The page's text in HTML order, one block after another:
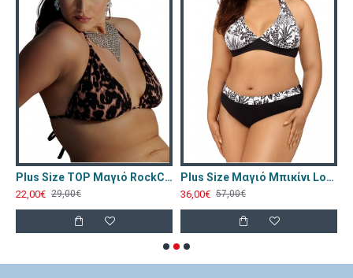
Plus Size TOP Μαγιό RockClub Λεοπαρ BP-1649
22,00€ 29,00€
Plus Size Μαγιό Μπικίνι Lorin Μαύρο L-1206
36,00€ 57,00€